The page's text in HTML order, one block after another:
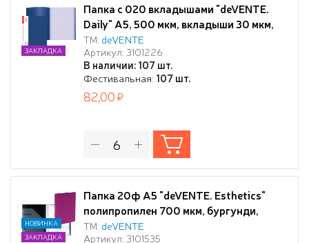
Папка с 020 вкладышами "deVENTE.
Daily" A5, 500 мкм, вкладыши 30 мкм,
фактура "песок" сменная этикетка,
непрозрачная синяя
ТМ: deVENTE
Артикул: 3101226
В наличии: 107 шт.
Фестивальная: 107 шт.
ЗАКЛАДКА
82,00
Папка 20ф А5 "deVENTE. Esthetics"
полипропилен 700 мкм, бургунди,
фактура "soft-touch" вкладыши 30
ТМ: deVENTE
Артикул: 3101535
НОВИНКА
ЗАКЛАДКА